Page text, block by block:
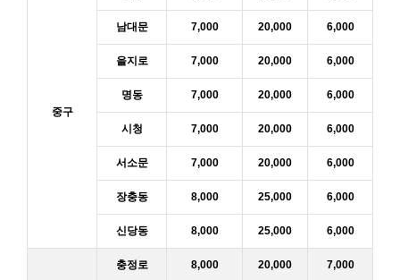
중구
남대문 7,000 20,000 6,000
을지로 7,000 20,000 6,000
명동 7,000 20,000 6,000
시청 7,000 20,000 6,000
서소문 7,000 20,000 6,000
장충동 8,000 25,000 6,000
신당동 8,000 25,000 6,000
충정로 8,000 20,000 7,000